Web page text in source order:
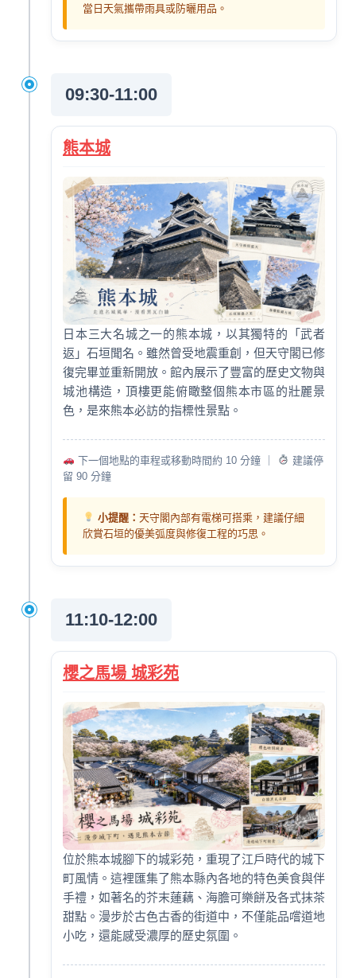
當日天氣攜帶雨具或防曬用品。
09:30-11:00
熊本城
日本三大名城之一的熊本城，以其獨特的「武者
返」石垣聞名。雖然曾受地震重創，但天守閣已修
復完畢並重新開放。館內展示了豐富的歷史文物與
城池構造，頂樓更能俯瞰整個熊本市區的壯麗景
色，是來熊本必訪的指標性景點。
下一個地點的車程或移動時間約 10 分鐘 ｜
建議停
留 90 分鐘
小提醒： 天守閣內部有電梯可搭乘，建議仔細
欣賞石垣的優美弧度與修復工程的巧思。
11:10-12:00
櫻之馬場 城彩苑
位於熊本城腳下的城彩苑，重現了江戶時代的城下
町風情。這裡匯集了熊本縣內各地的特色美食與伴
手禮，如著名的芥末蓮藕、海膽可樂餅及各式抹茶
甜點。漫步於古色古香的街道中，不僅能品嚐道地
小吃，還能感受濃厚的歷史氛圍。